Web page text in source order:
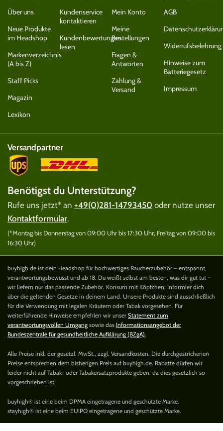
Über uns
Neue Produkte
im Headshop
Markenverzeichnis
(A bis Z)
Staff Picks
Magazin
Lexikon
Kundenservice
kontaktieren
Kundenbewertungen
lesen
Mein Konto
Meine
Bestellungen
Fragen &
Antworten
Zahlung &
Versand
AGB
Widerrufsbelehrung
Hinweise zum
Batteriegesetz
Impressum
Versandpartner
Benötigst du Unterstützung?
Rufe uns jetzt* an +49(0)281-14793450 oder nutze unser
Kontaktformular.
(*Montag bis Donnerstag von 09:00 Uhr bis 17:30 Uhr, Freitag von 09:00 bis
16:30 Uhr)
buyhigh.de ist dein Headshop für hochwertiges Raucherzubehör – entspannt,
verantwortungsbewusst und ab 18. Du weißt selbst am besten, was dir gut tut –
wir liefern nur das passende Zubehör. Konsum mit Köpfchen: Informier dich
über die geltenden Gesetze in deinem Land. Unsere Produkte sind ausschließlich
für die Verwendung mit legalen Kräutern oder Tabak vorgesehen. Für
weiterführende Hinweise empfehlen wir unser Statement zum
verantwortungsvollen Umgang sowie das Informationsangebot der
Bundeszentrale für gesundheitliche Aufklärung (BZgA).
Alle Preise inkl. der gesetzl. MwSt., zzgl. Versandkosten. Die durchgestrichenen
Preise entsprechen dem bisherigen Preis auf buyhigh.de. Rabatte dürfen wir
leider nicht auf Tabak- oder Tabakersatzprodukte geben, da dies gesetzlich so
vorgeschrieben ist.
buyhigh® ist eine beim DPMA eingetragene und geschützte Marke.
stayhigh® ist eine beim EUIPO eingetragene und geschützte Marke.